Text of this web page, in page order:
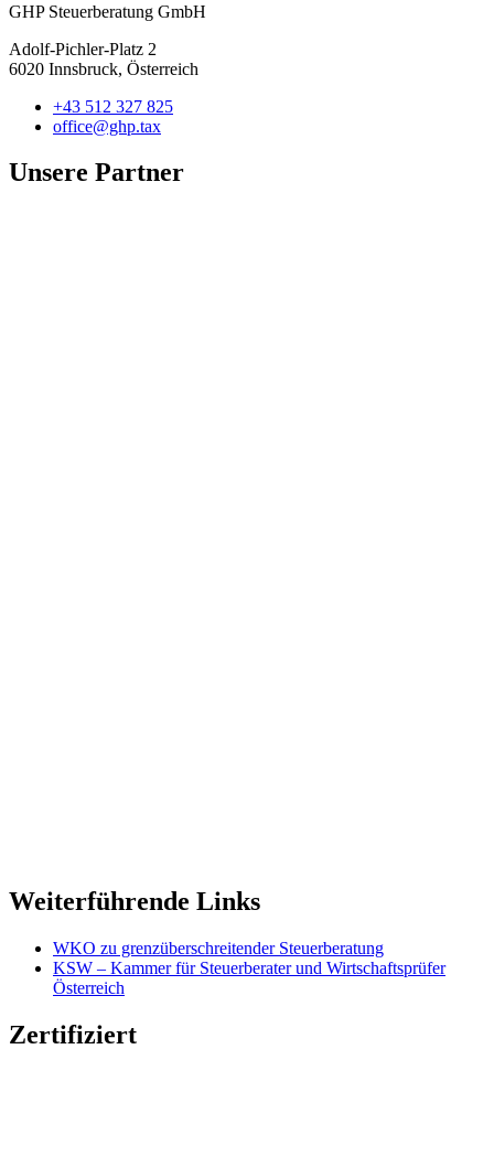
GHP Steuerberatung GmbH
Adolf-Pichler-Platz 2
6020 Innsbruck, Österreich
+43 512 327 825
office@ghp.tax
Unsere Partner
Weiterführende Links
WKO zu grenzüberschreitender Steuerberatung
KSW – Kammer für Steuerberater und Wirtschaftsprüfer
Österreich
Zertifiziert